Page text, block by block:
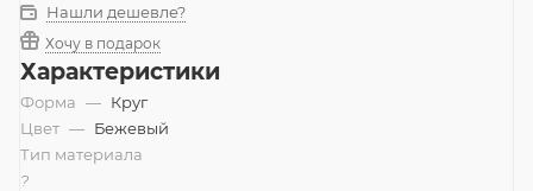
Нашли дешевле?
Хочу в подарок
Характеристики
Форма — Круг
Цвет — Бежевый
Тип материала
?